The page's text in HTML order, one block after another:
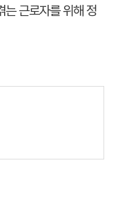
는 근로자를 위해 정